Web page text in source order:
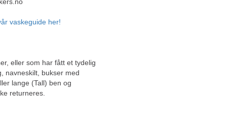
vaskeguide her!
eller som har fått et tydelig
navneskilt, bukser med
lange (Tall) ben og
returneres.